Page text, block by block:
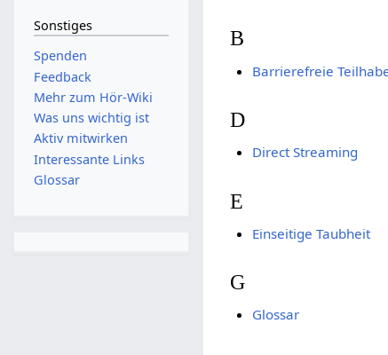
B
Barrierefreie
D
Direct Streaming
E
Einseitige Taubheit
G
Glossar
Sonstiges
Spenden
Feedback
Mehr zum Hör-Wiki
Was uns wichtig ist
Aktiv mitwirken
Interessante Links
Glossar